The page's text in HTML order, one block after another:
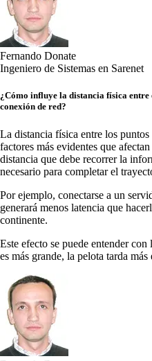
Fernando Donate
Ingeniero de Sistemas en Sarenet
¿Cómo influye la distancia física
conexión de red?
La distancia física entre los
factores más evidentes que
distancia que debe recorrer la
necesario para completar el
Por ejemplo, conectarse a un
generará menos latencia que
continente.
Este efecto se puede entender
es más grande, la pelota tarda